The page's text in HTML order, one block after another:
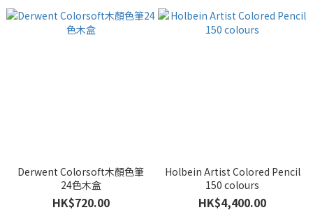
Derwent Colorsoft木顏色筆
24色木盒
HK$720.00
Holbein Artist Colored Pencil
150 colours
HK$4,400.00